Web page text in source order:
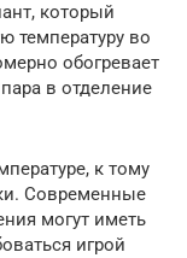
который
температуру во
обогревает
в отделение
к тому
Современные
могут иметь
игрой